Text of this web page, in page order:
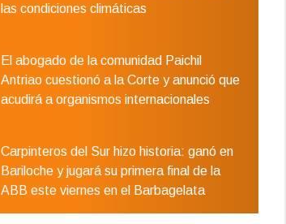
las condiciones climáticas
El abogado de la comunidad Paichil
Antriao cuestionó a la Corte y anunció que
acudirá a organismos internacionales
Carpinteros del Sur hizo historia: ganó en
Bariloche y jugará su primera final de la
ABB este viernes en el Barbagelata